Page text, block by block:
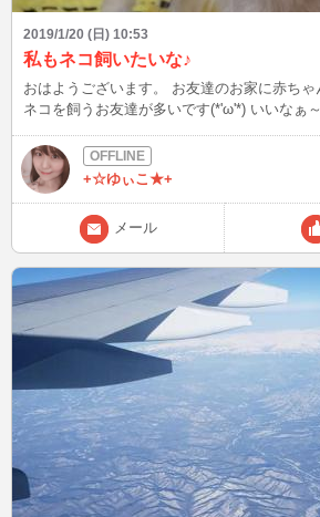
2019/1/20 (日) 10:53
私もネコ飼いたいな♪
おはようございます。 お友達のお家に赤ちゃんネコが来ました♪ 最近
ネコを飼うお友達が多いです(*'ω'*) いいなぁ～ 私もペットOKのマン
てきます♪
+☆ゆぃこ★+
メール